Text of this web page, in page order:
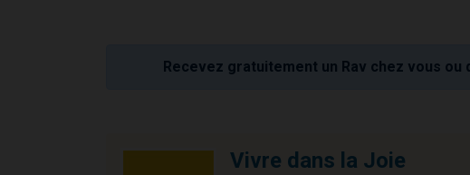
Recevez gratuitement un Rav chez vous
Vivre dans la Joie